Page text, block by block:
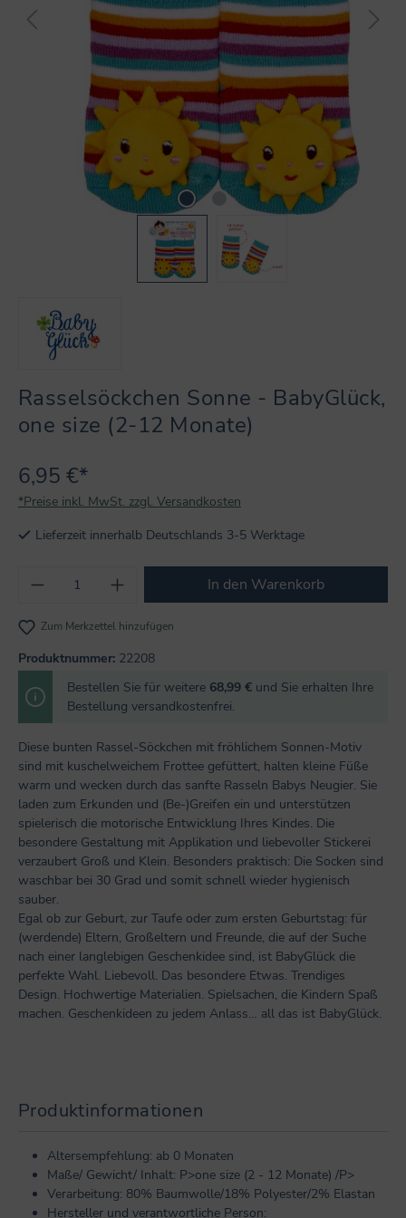
Rasselsöckchen Sonne - BabyGlück,
one size (2-12 Monate)
6,95 €*
*Preise inkl. MwSt. zzgl. Versandkosten
Lieferzeit innerhalb Deutschlands 3-5 Werktage
Produkt Anzahl: Gib den gewünschten
In den Warenkorb
Zum Merkzettel hinzufügen
Produktnummer: 22208
Bestellen Sie für weitere 68,99 € und Sie erhalten Ihre
Bestellung versandkostenfrei.
Diese bunten Rassel-Söckchen mit fröhlichem Sonnen-Motiv
sind mit kuschelweichem Frottee gefüttert, halten kleine Füße
warm und wecken durch das sanfte Rasseln Babys Neugier. Sie
laden zum Erkunden und (Be-)Greifen ein und unterstützen
spielerisch die motorische Entwicklung Ihres Kindes. Die
besondere Gestaltung mit Applikation und liebevoller Stickerei
verzaubert Groß und Klein. Besonders praktisch: Die Socken sind
waschbar bei 30 Grad und somit schnell wieder hygienisch
sauber.
Egal ob zur Geburt, zur Taufe oder zum ersten Geburtstag: für
(werdende) Eltern, Großeltern und Freunde, die auf der Suche
nach einer langlebigen Geschenkidee sind, ist BabyGlück die
perfekte Wahl. Liebevoll. Das besondere Etwas. Trendiges
Design. Hochwertige Materialien. Spielsachen, die Kindern Spaß
machen. Geschenkideen zu jedem Anlass… all das ist BabyGlück.
Produktinformationen
Altersempfehlung: ab 0 Monaten
Maße/ Gewicht/ Inhalt: P>one size (2 - 12 Monate) /P>
Verarbeitung: 80% Baumwolle/18% Polyester/2% Elastan
Hersteller und verantwortliche Person: